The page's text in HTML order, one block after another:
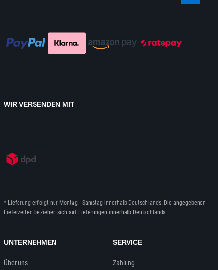
WIR VERSENDEN MIT
* Lieferung erfolgt nur Montag - Samstag innerhalb Deutschlands. Die angegebenen
Lieferzeiten beziehen sich auf Lieferungen innerhalb Deutschlands.
UNTERNEHMEN
Über uns
SERVICE
Zahlung